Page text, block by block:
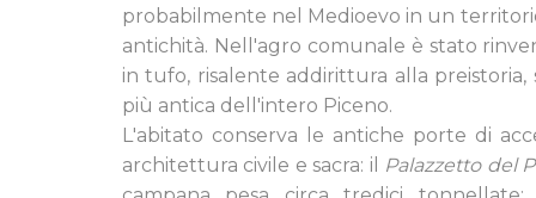
probabilmente nel Medioevo in un
antichità. Nell'agro comunale è stato
in tufo, risalente addirittura alla
più antica dell'intero Piceno.
L'abitato conserva le antiche porte di
architettura civile e sacra: il
Palazzetto del